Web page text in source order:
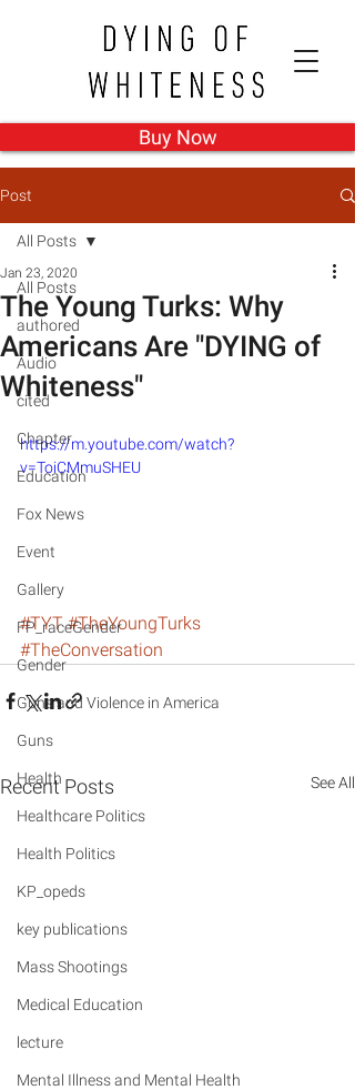
Buy Now
Post
All Posts
authored
Audio
cited
Chapter
Education
Fox News
Event
Gallery
FP_raceGender
Gender
Guns and Violence in America
Guns
Health
Healthcare Politics
Health Politics
KP_opeds
key publications
Mass Shootings
Medical Education
lecture
Mental Illness and Mental Health
All Posts
The Young Turks: Why
Americans Are "DYING of
Whiteness"
Jan 23, 2020
https://m.youtube.com/watch?
v=ToiCMmuSHEU
#TYT #TheYoungTurks
#TheConversation
Recent Posts See All